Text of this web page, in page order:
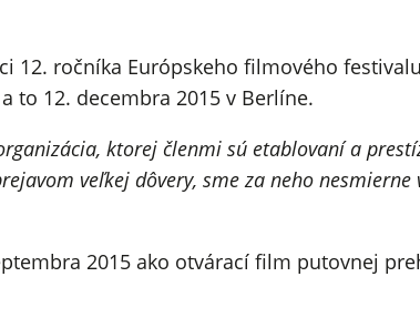
12. ročníka Európskeho filmového
to 12. decembra 2015 v Berlíne.
ktorej členmi sú etablovaní a
veľkej dôvery, sme za neho nesmierne
2015 ako otvárací film putovnej